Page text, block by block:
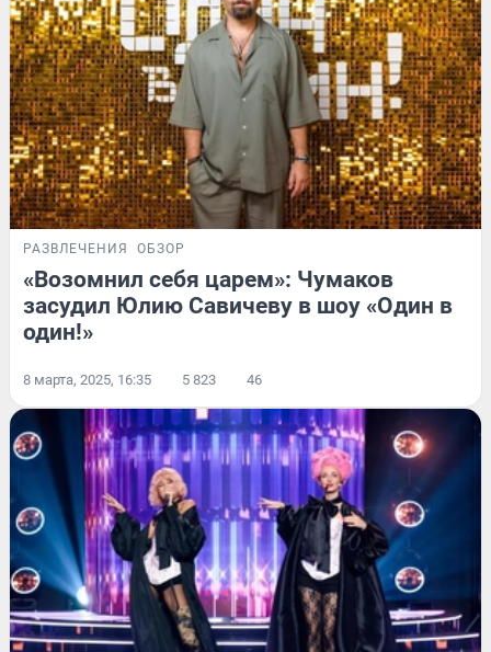
РАЗВЛЕЧЕНИЯ ОБЗОР
«Возомнил себя царем»: Чумаков
засудил Юлию Савичеву в шоу «Один в
один!»
8 марта, 2025, 16:35 5 823 46